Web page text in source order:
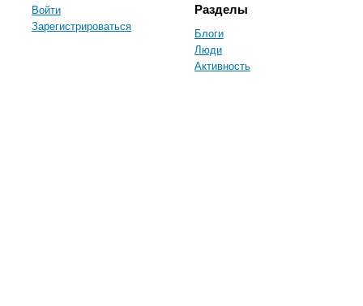
Войти
Зарегистрироваться
Разделы
Блоги
Люди
Активность